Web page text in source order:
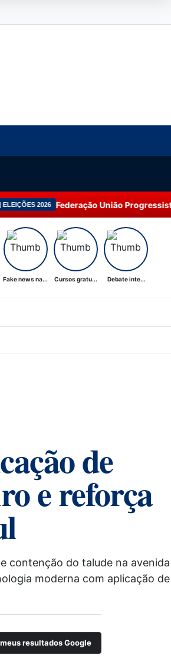
União Progressista amplia atuação e
Fake news na... Cursos gratu... Debate inte...
de
e reforça
contenção do talude na avenida
moderna com aplicação de
resultados Google